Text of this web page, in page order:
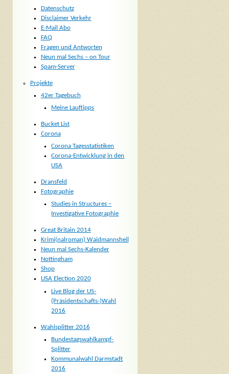
Datenschutz
Disclaimer Verkehr
E-Mail Abo
FAQ
Fragen und Antworten
Neun mal Sechs – on Tour
Spam-Server
Projekte
42er Tagebuch
Meine Lauftipps
Bucket List
Corona
Corona Tagesstatistiken
Corona-Entwicklung in den
USA
Dransfeld
Fotographie
Studies in Structures –
Investigative Fotographie
Great Britain 2014
Krimi(nalroman) Waidmannsheil
Neun mal Sechs-Kalender
Nottingham
Shop
USA Election 2020
Live Blog der US-
(Präsidentschafts-)Wahl
2016
Wahlsplitter 2016
Bundestagswahlkampf-
Splitter
Kommunalwahl Darmstadt
2016